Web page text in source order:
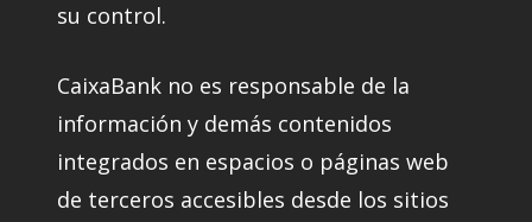
su control.
CaixaBank no es responsable de la
información y demás contenidos
integrados en espacios o páginas web
de terceros accesibles desde los sitios